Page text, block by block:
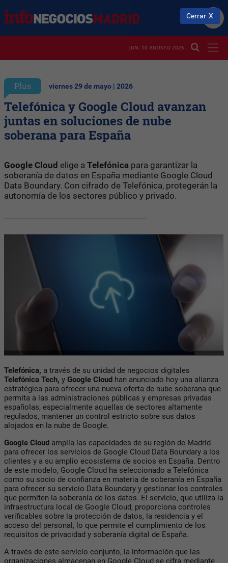
LUN. 10 AGOSTO 2026
Plus viernes 29 de mayo | 2026
Telefónica y Google Cloud avanzan
juntas en soluciones de nube
soberana para España
Google Cloud elige a Telefónica para garantizar la
soberanía de datos en España mediante Google Cloud
Data Boundary. Con cifrado de Telefónica, protegerán la
autonomía de los sectores público y privado.
Telefónica, a través de su unidad de negocios digitales
Telefónica Tech, y Google Cloud han anunciado hoy una alianza
estratégica para ofrecer una nueva oferta de nube soberana que
permita a las administraciones públicas y empresas privadas
españolas, especialmente aquellas de sectores altamente
regulados, mantener un control estricto sobre sus datos
alojados en la nube de Google.
Google Cloud amplía las capacidades de su región de Madrid
para ofrecer los servicios de Google Cloud Data Boundary a los
clientes y a su amplio ecosistema de socios en España. Dentro
de este modelo, Google Cloud ha seleccionado a Telefónica
como su socio de confianza en materia de soberanía en España
para ofrecer su servicio Data Boundary y gestionar los controles
que permiten la soberanía de los datos. El servicio, que utiliza la
infraestructura local de Google Cloud, proporciona controles
verificables sobre la protección de datos, la residencia y el
acceso del personal, lo que permite el cumplimiento de los
requisitos de privacidad y soberanía digital de España.
A través de este servicio conjunto, la información que las
organizaciones almacenan en Google Cloud se cifra mediante
Cerrar